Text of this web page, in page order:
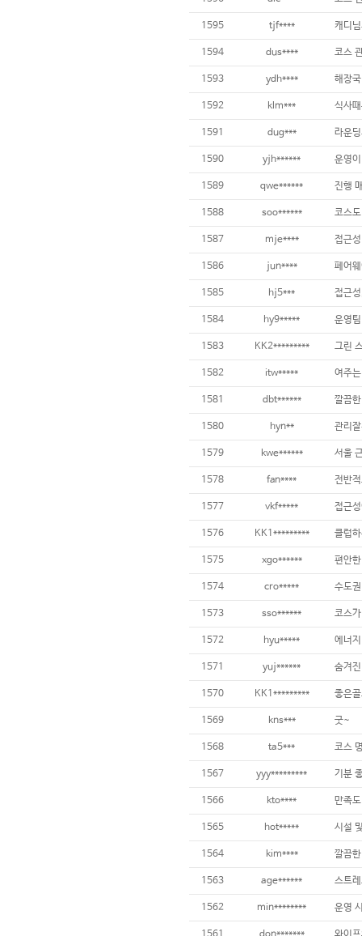
1595 tjf**** 캐디
1594 dus**** 코스
1593 ydh**** 해장
1592 klm***
1591 dug***
1590 yjh******
1589 qwe******
1588 soo******
1587 mje**** 접근
1586 jun****
1585 hj5***
1584 hy9***** 운영
1583 KK2*********
1582 itw*****
1581 dbt****** 깔끔
1580 hyn** 관리
1579 kwe****** 서울
1578 fan****
1577 vkf*****
1576 KK1*********
1575 xgo****** 편안
1574 cro*****
1573 sso****** 코스
1572 hyu***** 에너
1571 yuj****** 숨겨
1570 KK1*********
1569 kns*** 굿~
1568 ta5***
1567 yyy********* 기분
1566 kto**** 만족
1565 hot*****
1564 kim****
1563 age****** 스트
1562 min********